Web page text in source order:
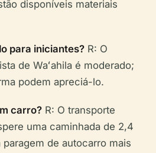
disponíveis materiais
para iniciantes? R: O
de Waʻahila é moderado;
podem apreciá-lo.
carro? R: O transporte
uma caminhada de 2,4
de autocarro mais